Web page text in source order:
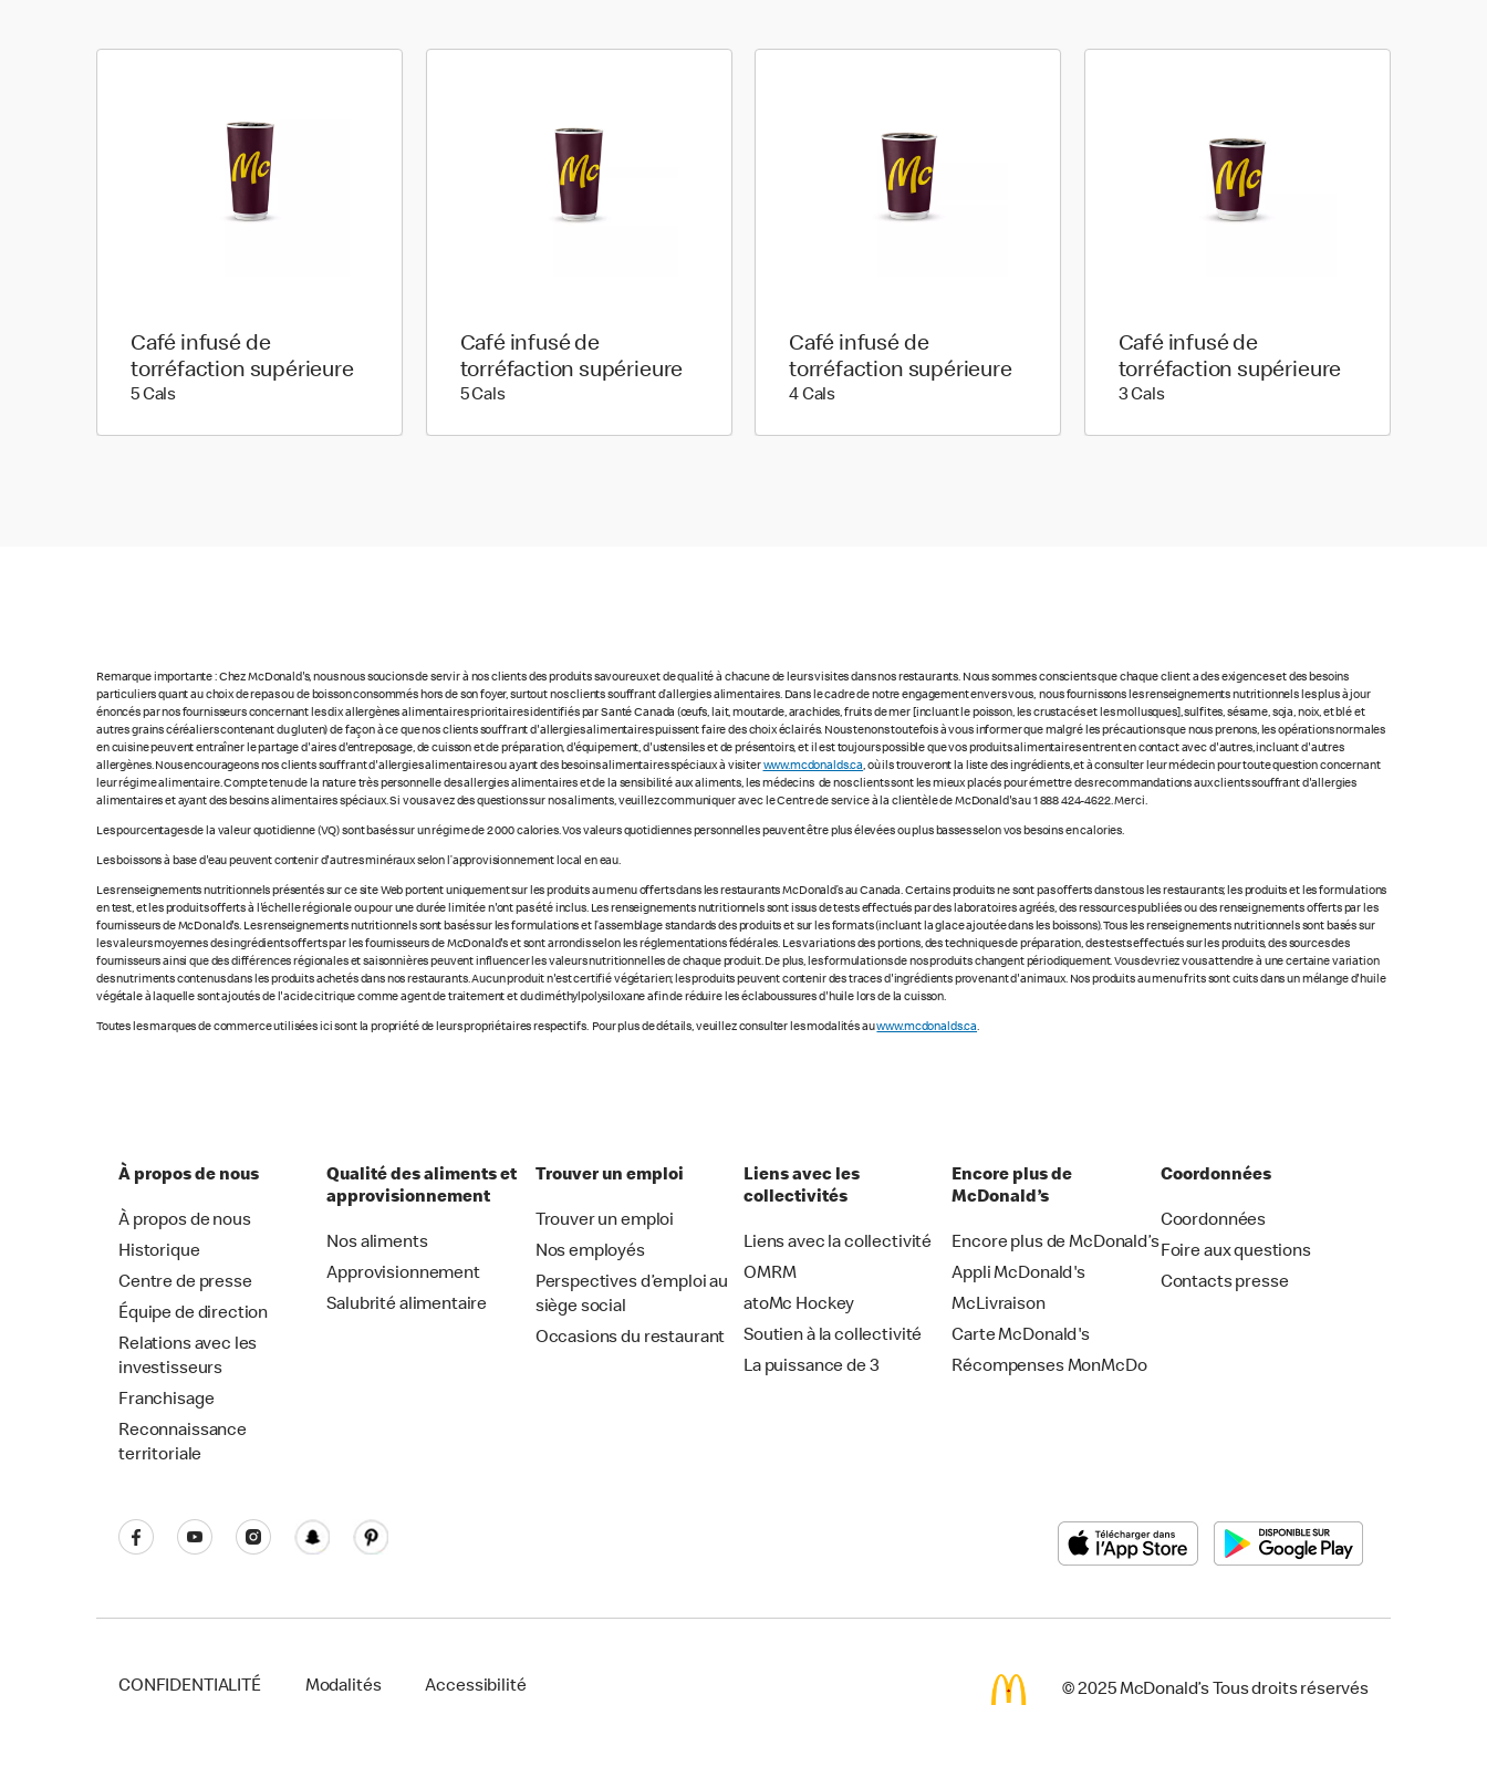
Café infusé de
torréfaction supérieure
5 Cals5 calories
Café infusé de
torréfaction supérieure
5 Cals5 calories
Café infusé de
torréfaction supérieure
4 Cals4 calories
Café infusé de
torréfaction supérieure
3 Cals3 calories
Remarque importante : Chez McDonald's, nous nous soucions de servir à nos clients des produits savoureux et de qualité à chacune de leurs visites dans nos restaurants. Nous sommes conscients que chaque client a des exigences et des besoins
particuliers quant au choix de repas ou de boisson consommés hors de son foyer, surtout nos clients souffrant d’allergies alimentaires. Dans le cadre de notre engagement envers vous, nous fournissons les renseignements nutritionnels les plus à jour
énoncés par nos fournisseurs concernant les dix allergènes alimentaires prioritaires identifiés par Santé Canada (œufs, lait, moutarde, arachides, fruits de mer [incluant le poisson, les crustacés et les mollusques], sulfites, sésame, soja, noix, et blé et
autres grains céréaliers contenant du gluten) de façon à ce que nos clients souffrant d'allergies alimentaires puissent faire des choix éclairés. Nous tenons toutefois à vous informer que malgré les précautions que nous prenons, les opérations normales
en cuisine peuvent entraîner le partage d'aires d'entreposage, de cuisson et de préparation, d'équipement, d'ustensiles et de présentoirs, et il est toujours possible que vos produits alimentaires entrent en contact avec d'autres, incluant d'autres
allergènes. Nous encourageons nos clients souffrant d'allergies alimentaires ou ayant des besoins alimentaires spéciaux à visiterwww.mcdonalds.ca, où ils trouveront la liste des ingrédients, et à consulter leur médecin pour toute question concernant
leur régime alimentaire. Compte tenu de la nature très personnelle des allergies alimentaires et de la sensibilité aux aliments, les médecins de nos clients sont les mieux placés pour émettre des recommandations aux clients souffrant d'allergies
alimentaires et ayant des besoins alimentaires spéciaux. Si vous avez des questions sur nos aliments, veuillez communiquer avec le Centre de service à la clientèle de McDonald's au 1 888 424-4622. Merci.
Les pourcentages de la valeur quotidienne (VQ) sont basés sur un régime de 2 000 calories. Vos valeurs quotidiennes personnelles peuvent être plus élevées ou plus basses selon vos besoins en calories.
Les boissons à base d'eau peuvent contenir d'autres minéraux selon l’approvisionnement local en eau.
Les renseignements nutritionnels présentés sur ce site Web portent uniquement sur les produits au menu offerts dans les restaurants McDonald’s au Canada. Certains produits ne sont pas offerts dans tous les restaurants; les produits et les formulations
en test, et les produits offerts à l'échelle régionale ou pour une durée limitée n'ont pas été inclus. Les renseignements nutritionnels sont issus de tests effectués par des laboratoires agréés, des ressources publiées ou des renseignements offerts par les
fournisseurs de McDonald's. Les renseignements nutritionnels sont basés sur les formulations et l’assemblage standards des produits et sur les formats (incluant la glace ajoutée dans les boissons). Tous les renseignements nutritionnels sont basés sur
les valeurs moyennes des ingrédients offerts par les fournisseurs de McDonald's et sont arrondis selon les réglementations fédérales. Les variations des portions, des techniques de préparation, des tests effectués sur les produits, des sources des
fournisseurs ainsi que des différences régionales et saisonnières peuvent influencer les valeurs nutritionnelles de chaque produit. De plus, les formulations de nos produits changent périodiquement. Vous devriez vous attendre à une certaine variation
des nutriments contenus dans les produits achetés dans nos restaurants. Aucun produit n'est certifié végétarien; les produits peuvent contenir des traces d'ingrédients provenant d'animaux. Nos produits au menu frits sont cuits dans un mélange d'huile
végétale à laquelle sont ajoutés de l'acide citrique comme agent de traitement et du diméthylpolysiloxane afin de réduire les éclaboussures d'huile lors de la cuisson.
Toutes les marques de commerce utilisées ici sont la propriété de leurs propriétaires respectifs. Pour plus de détails, veuillez consulter les modalités auwww.mcdonalds.ca.
À propos de nous
À propos de nous
Historique
Centre de presse
Équipe de direction
Relations avec les
investisseurs
Franchisage
Reconnaissance
territoriale
Qualité des aliments et
approvisionnement
Nos aliments
Approvisionnement
Salubrité alimentaire
Trouver un emploi
Trouver un emploi
Nos employés
Perspectives d’emploi au
siège social
Occasions du restaurant
Liens avec les
collectivités
Liens avec la collectivité
OMRM
atoMc Hockey
Soutien à la collectivité
La puissance de 3
Encore plus de
McDonald’s
Encore plus de McDonald’s
Appli McDonald's
McLivraison
Carte McDonald's
Récompenses MonMcDo
Coordonnées
Coordonnées
Foire aux questions
Contacts presse
CONFIDENTIALITÉ Modalités Accessibilité © 2025 McDonald’s Tous droits réservés